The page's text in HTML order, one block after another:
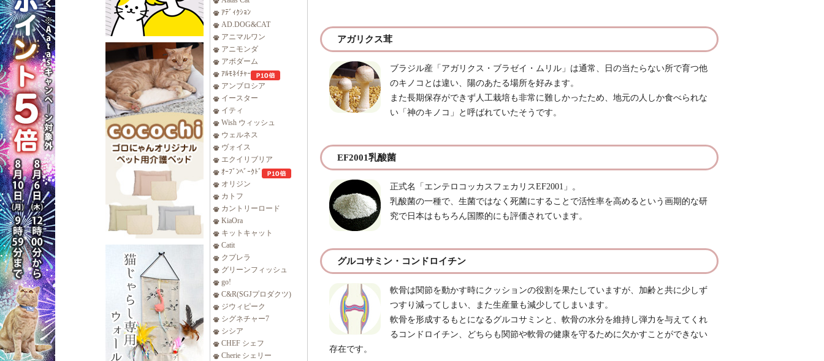
ｱﾃﾞｨｸｼｮﾝ
AD.DOG&CAT
アニマルワン
アニモンダ
アボダーム
ｱﾙﾓﾈｲﾁｬｰ
アンブロシア
イースター
イティ
Wish ウィッシュ
ウェルネス
ヴォイス
エクイリブリア
ｵｰﾌﾞﾝﾍﾞｰｸﾄﾞ
オリジン
カトフ
カントリーロード
KiaOra
キットキャット
Catit
クプレラ
グリーンフィッシュ
go!
C&R(SGJプロダクツ)
ジウィピーク
シグネチャー7
シシア
CHEF シェフ
Cherie シェリー
アガリクス茸
ブラジル産「アガリクス・ブラゼイ・ムリル」は通常、日の当たらない所で育つ他
のキノコとは違い、陽のあたる場所を好みます。
また長期保存ができず人工栽培も非常に難しかったため、地元の人しか食べられな
い「神のキノコ」と呼ばれていたそうです。
EF2001乳酸菌
正式名「エンテロコッカスフェカリスEF2001」。
乳酸菌の一種で、生菌ではなく死菌にすることで活性率を高めるという画期的な研
究で日本はもちろん国際的にも評価されています。
グルコサミン・コンドロイチン
軟骨は関節を動かす時にクッションの役割を果たしていますが、加齢と共に少しず
つすり減ってしまい、また生産量も減少してしまいます。
軟骨を形成するもとになるグルコサミンと、軟骨の水分を維持し弾力を与えてくれ
るコンドロイチン、どちらも関節や軟骨の健康を守るために欠かすことができない
存在です。